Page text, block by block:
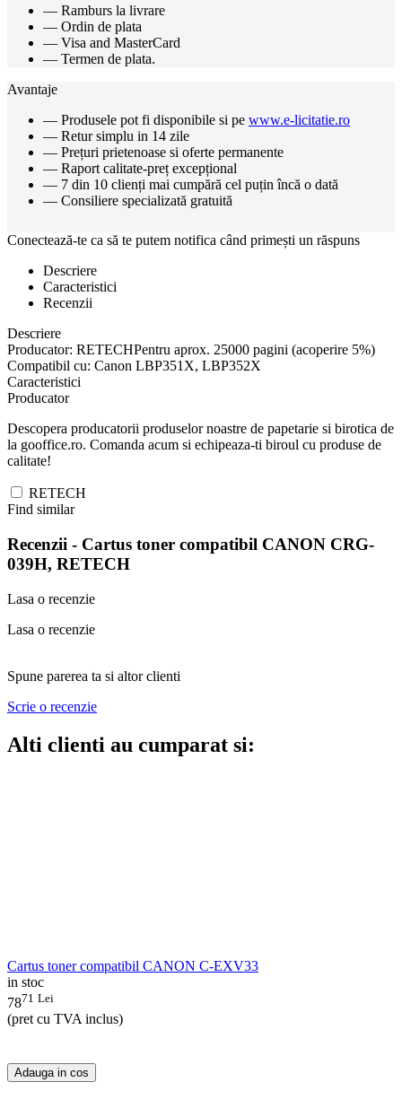
— Ramburs la livrare
— Ordin de plata
— Visa and MasterCard
— Termen de plata.
Avantaje
— Produsele pot fi disponibile si pe www.e-licitatie.ro
— Retur simplu in 14 zile
— Prețuri prietenoase si oferte permanente
— Raport calitate-preț excepțional
— 7 din 10 clienți mai cumpără cel puțin încă o dată
— Consiliere specializată gratuită
Conectează-te ca să te putem notifica când primești un răspuns
Descriere
Caracteristici
Recenzii
Descriere
Producator: RETECHPentru aprox. 25000 pagini (acoperire 5%)
Compatibil cu: Canon LBP351X, LBP352X
Caracteristici
Producator
Descopera producatorii produselor noastre de papetarie si birotica de
la gooffice.ro. Comanda acum si echipeaza-ti biroul cu produse de
calitate!
RETECH
Find similar
Recenzii - Cartus toner compatibil CANON CRG-
039H, RETECH
Lasa o recenzie
Lasa o recenzie
Spune parerea ta si altor clienti
Scrie o recenzie
Alti clienti au cumparat si:
Cartus toner compatibil CANON C-EXV33
in stoc
7871 Lei
(pret cu TVA inclus)
Adauga in cos